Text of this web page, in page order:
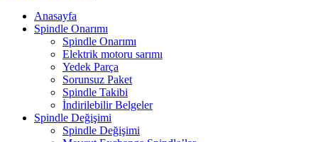
Anasayfa
Spindle Onarımı
Spindle Onarımı
Elektrik motoru sarımı
Yedek Parça
Sorunsuz Paket
Spindle Takibi
İndirilebilir Belgeler
Spindle Değişimi
Spindle Değişimi